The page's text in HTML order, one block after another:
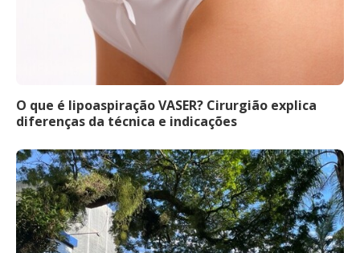
O que é lipoaspiração VASER? Cirurgião explica
diferenças da técnica e indicações